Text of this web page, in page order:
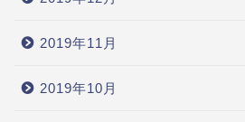
2019年11月
2019年10月